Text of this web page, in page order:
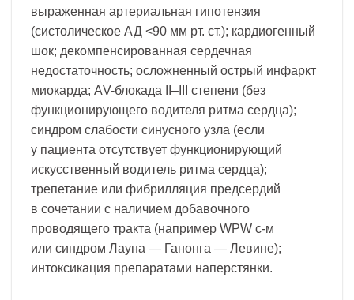
выраженная артериальная гипотензия
(систолическое АД <90 мм рт. ст.); кардиогенный
шок; декомпенсированная сердечная
недостаточность; осложненный острый инфаркт
миокарда; АV-блокада II–III степени (без
функционирующего водителя ритма сердца);
синдром слабости синусного узла (если
у пациента отсутствует функционирующий
искусственный водитель ритма сердца);
трепетание или фибрилляция предсердий
в сочетании с наличием добавочного
проводящего тракта (например WPW с-м
или синдром Лауна — Ганонга — Левине);
интоксикация препаратами наперстянки.